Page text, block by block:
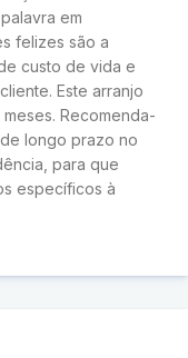
em
felizes são a
custo de vida e
Este arranjo
Recomenda-
longo prazo no
para que
específicos à